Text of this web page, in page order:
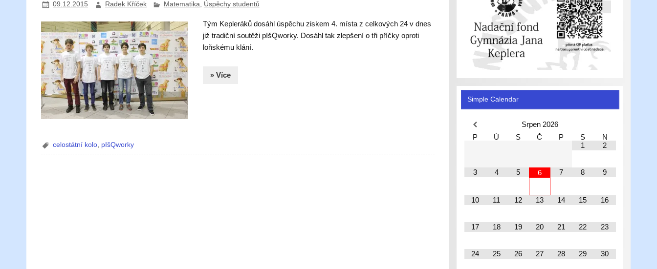
09.12.2015 Radek Kříček Matematika, Úspěchy studentů
Tým Kepleráků dosáhl úspěchu ziskem 4. místa z celkových 24 v dnes
již tradiční soutěži pIšQworky. Dosáhl tak zlepšení o tři příčky oproti
loňskému klání.
» Více
celostátní kolo pIšQworky
Simple Calendar
Srpen 2026
P
Ú S Č P S
N
1
2
3 4 5 6 7 8 9
10 11 12 13 14 15 16
17 18 19 20 21 22 23
24 25 26 27 28 29 30